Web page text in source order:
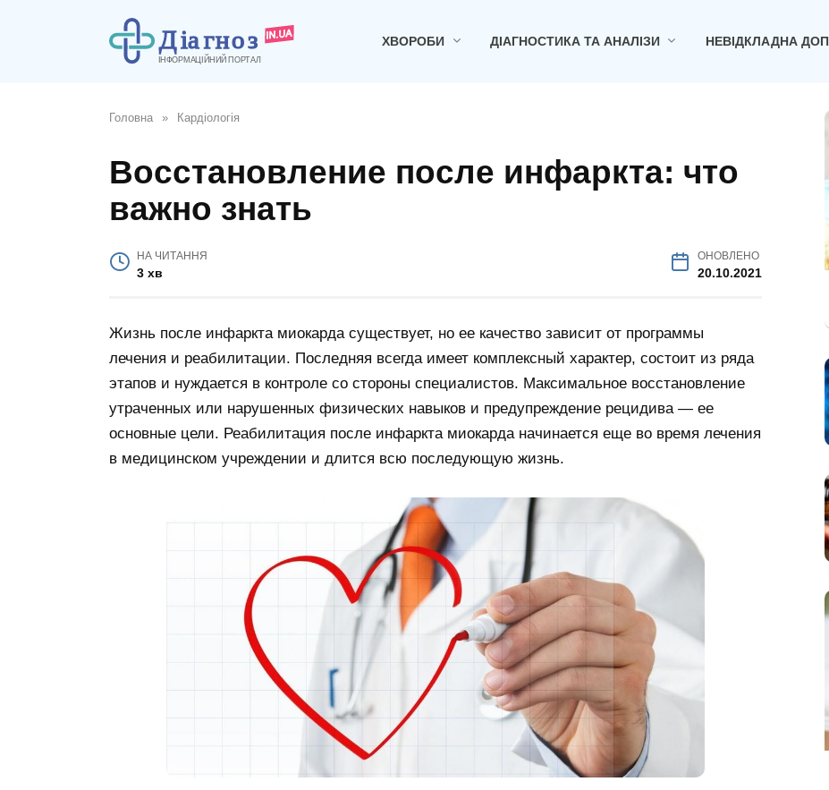
ХВОРОБИ ДІАГНОСТИКА ТА АНАЛІЗИ НЕВІДКЛАДНА
Головна » Кардіологія
Восстановление после инфаркта: что
важно знать
НА ЧИТАННЯ
3 хв
ОНОВЛЕНО
20.10.2021
Жизнь после инфаркта миокарда существует, но ее качество зависит от программы
лечения и реабилитации. Последняя всегда имеет комплексный характер, состоит из ряда
этапов и нуждается в контроле со стороны специалистов. Максимальное восстановление
утраченных или нарушенных физических навыков и предупреждение рецидива — ее
основные цели. Реабилитация после инфаркта миокарда начинается еще во время лечения
в медицинском учреждении и длится всю последующую жизнь.